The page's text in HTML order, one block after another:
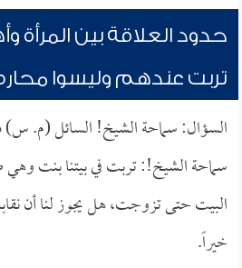
حدود العلاقة بين المرأة
تربت عندهم وليسوا
السؤال: سماحة الشيخ! السائل (م. س)
سماحة الشيخ!: تربت في بيتنا بنت وهي
البيت حتى تزوجت، هل يجوز لنا أن
خيراً.